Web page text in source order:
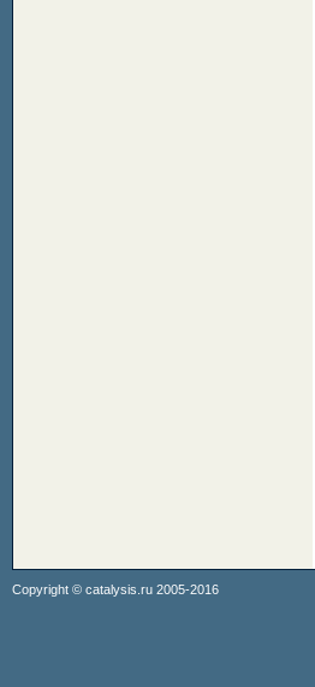
Copyright © catalysis.ru 2005-2016